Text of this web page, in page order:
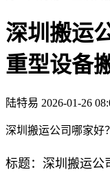
深圳搬运
重型设备
陆特易 2026-01-26
深圳搬运公司哪家好
标题：深圳搬运公